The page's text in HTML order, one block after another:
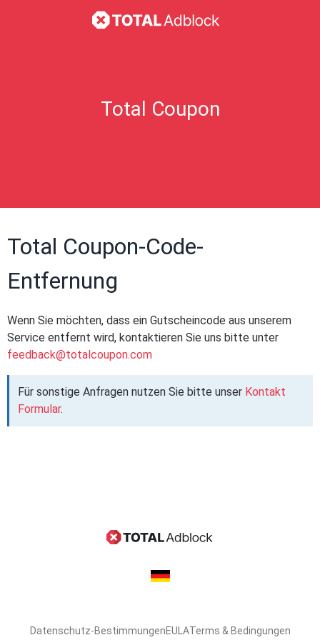
Total Coupon
Total Coupon-Code-
Entfernung
Wenn Sie möchten, dass ein Gutscheincode aus unserem
Service entfernt wird, kontaktieren Sie uns bitte unter
feedback@totalcoupon.com
Für sonstige Anfragen nutzen Sie bitte unser Kontakt
Formular.
Datenschutz-BestimmungenEULATerms & Bedingungen